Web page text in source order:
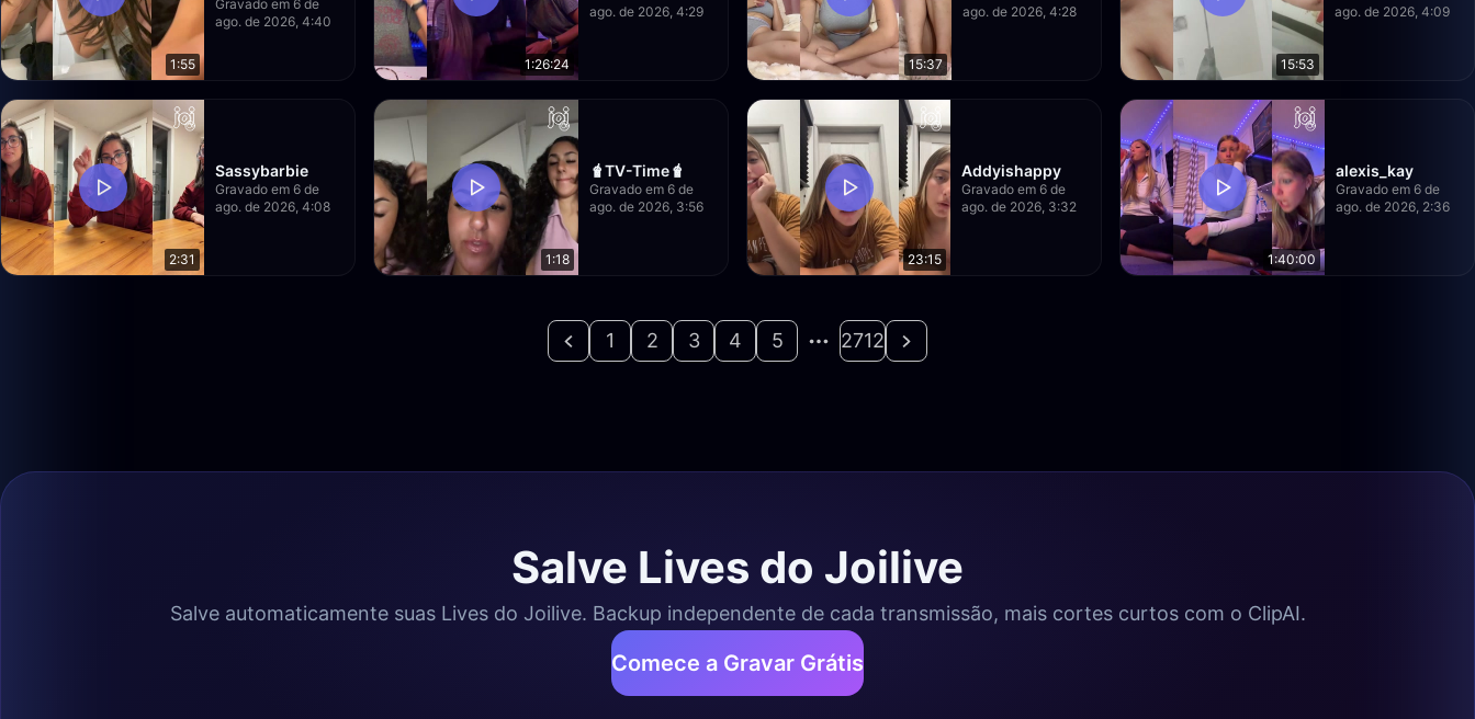
1:55
Gravado em 6 de
ago. de 2026, 4:40
1:26:24
ago. de 2026, 4:29
15:37
ago. de 2026, 4:28
15:53
ago. de 2026, 4:09
2:31
Sassybarbie
Gravado em 6 de
ago. de 2026, 4:08
1:18
🧋TV-Time🧋
Gravado em 6 de
ago. de 2026, 3:56
23:15
Addyishappy
Gravado em 6 de
ago. de 2026, 3:32
1:40:00
alexis_kay
Gravado em 6 de
ago. de 2026, 2:36
1 2 3 4 5 2712
Salve Lives do Joilive
Salve automaticamente suas Lives do Joilive. Backup independente de cada transmissão, mais cortes curtos com o ClipAI.
Comece a Gravar Grátis